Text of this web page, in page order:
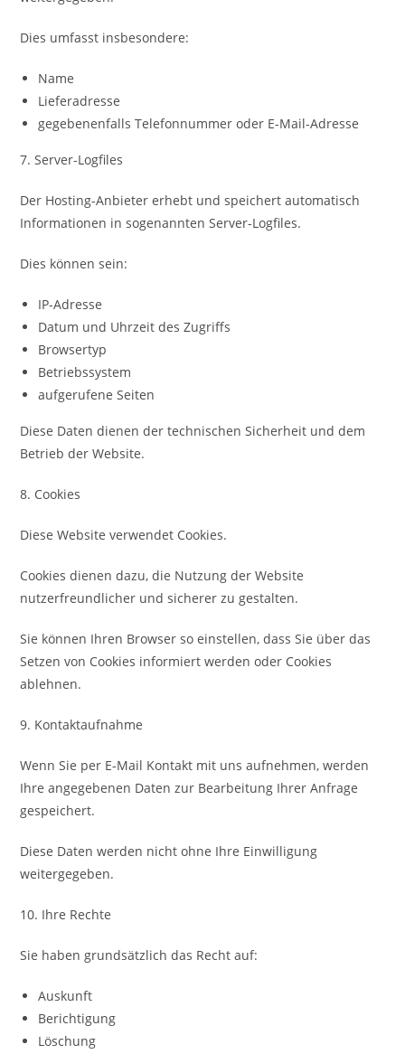
Dies umfasst insbesondere:
Name
Lieferadresse
gegebenenfalls Telefonnummer oder E-Mail-Adresse
7. Server-Logfiles
Der Hosting-Anbieter erhebt und speichert automatisch
Informationen in sogenannten Server-Logfiles.
Dies können sein:
IP-Adresse
Datum und Uhrzeit des Zugriffs
Browsertyp
Betriebssystem
aufgerufene Seiten
Diese Daten dienen der technischen Sicherheit und dem
Betrieb der Website.
8. Cookies
Diese Website verwendet Cookies.
Cookies dienen dazu, die Nutzung der Website
nutzerfreundlicher und sicherer zu gestalten.
Sie können Ihren Browser so einstellen, dass Sie über das
Setzen von Cookies informiert werden oder Cookies
ablehnen.
9. Kontaktaufnahme
Wenn Sie per E-Mail Kontakt mit uns aufnehmen, werden
Ihre angegebenen Daten zur Bearbeitung Ihrer Anfrage
gespeichert.
Diese Daten werden nicht ohne Ihre Einwilligung
weitergegeben.
10. Ihre Rechte
Sie haben grundsätzlich das Recht auf:
Auskunft
Berichtigung
Löschung